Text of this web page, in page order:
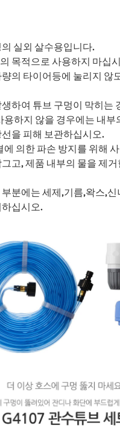
실외 살수용입니다.
목적으로 사용하지 마십
의 타이어등에 눌리지 않
하여 튜브 구멍이 막히는
용하지 않을 경우에는 내부
을 피해 보관하십시오.
에 의한 파손 방지를 위해
고, 제품 내부의 물을 제
분에는 세제,기름,왁스,신
십시오.